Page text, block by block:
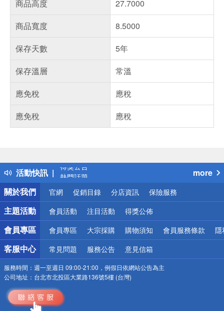
商品高度
27.7000
商品寬度
8.5000
保存天數
5年
保存溫層
常溫
應免稅
應稅
應免稅
應稅
活動快訊
得獎公告
熱門話題
銀行優惠
偏遠地區配送
詐騙網頁！請小心！
more
關於我們
官網 促銷目錄 分店資訊 保險服務
主題活動 會員活動 注目活動 得獎公佈
會員專區 會員專區 大宗採購 購物須知 會員服務條款 隱
客服中心 常見問題 服務公告 意見信箱
服務時間： 週一至週日 09:00-21:00，例假日依網站公告為主
公司地址： 台北市北投區大業路136號5樓 (台灣)